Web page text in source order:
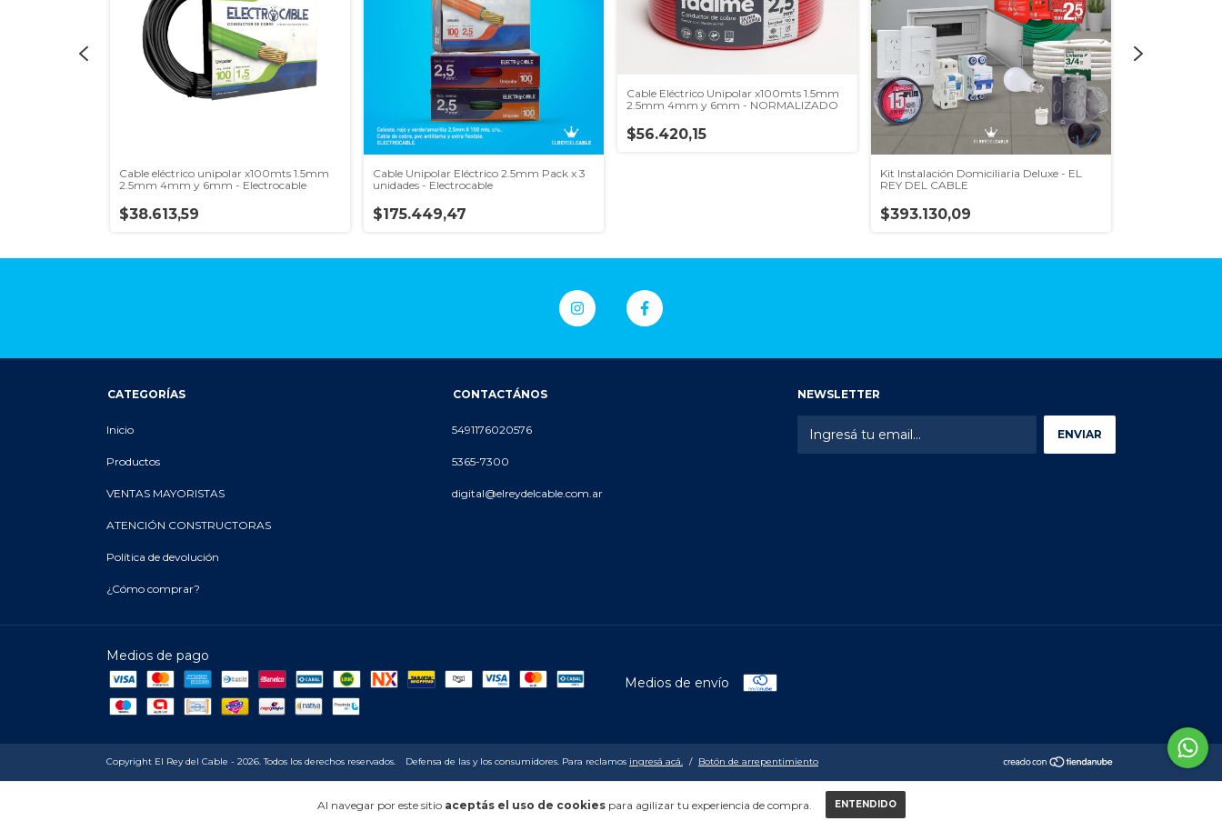
Al navegar por este sitio aceptás el uso de cookiespara agilizar tu experiencia de compra. ENTENDIDO
Cable eléctrico unipolar x100mts 1.5mm
2.5mm 4mm y 6mm - Electrocable
$38.613,59
Cable Unipolar Eléctrico 2.5mm Pack x 3
unidades - Electrocable
$175.449,47
Cable Eléctrico Unipolar x100mts 1.5mm
2.5mm 4mm y 6mm - NORMALIZADO
$56.420,15
Kit Instalación Domiciliaria Deluxe - EL
REY DEL CABLE
$393.130,09
CATEGORÍAS
Inicio
Productos
VENTAS MAYORISTAS
ATENCIÓN CONSTRUCTORAS
Política de devolución
¿Cómo comprar?
CONTACTÁNOS
5491176020576
5365-7300
digital@elreydelcable.com.ar
NEWSLETTER
Medios de pago
Medios de envío
Copyright El Rey del Cable - 2026. Todos los derechos reservados. Defensa de las y los consumidores. Para reclamos ingresá acá. / Botón de arrepentimiento